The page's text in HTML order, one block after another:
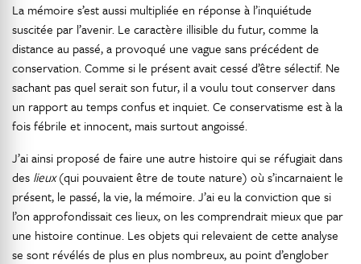
La mémoire s’est aussi multipliée en réponse à l’inquiétude
suscitée par l’avenir. Le caractère illisible du futur, comme la
distance au passé, a provoqué une vague sans précédent de
conservation. Comme si le présent avait cessé d’être sélectif. Ne
sachant pas quel serait son futur, il a voulu tout conserver dans
un rapport au temps confus et inquiet. Ce conservatisme est à la
fois fébrile et innocent, mais surtout angoissé.
J’ai ainsi proposé de faire une autre histoire qui se réfugiait dans
des lieux(qui pouvaient être de toute nature) où s’incarnaient le
présent, le passé, la vie, la mémoire. J’ai eu la conviction que si
l’on approfondissait ces lieux, on les comprendrait mieux que par
une histoire continue. Les objets qui relevaient de cette analyse
se sont révélés de plus en plus nombreux, au point d’englober